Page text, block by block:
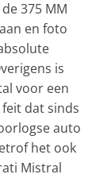
375 MM
en foto
is
voor een
dat sinds
auto
het ook
Mistral